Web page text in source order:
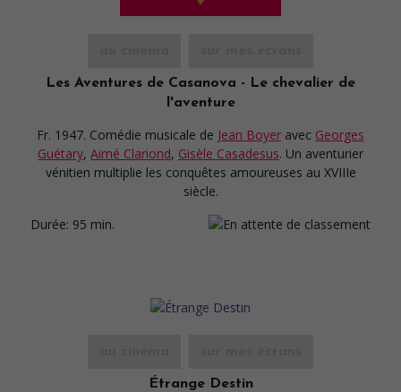
Les Aventures de Casanova - Le chevalier de
l'aventure
Fr. 1947. Comédie musicale de Jean Boyer avec Georges
Guétary, Aimé Clariond, Gisèle Casadesus. Un aventurier
vénitien multiplie les conquêtes amoureuses au XVIIIe
siècle.
Durée: 95 min.
Étrange Destin